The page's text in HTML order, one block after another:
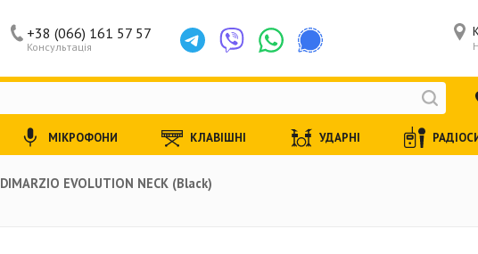
DIMARZIO EVOLUTION NECK (Black)
Консультація
+38 (066) 161 57 57
МІКРОФОНИ КЛАВІШНІ УДАРНІ